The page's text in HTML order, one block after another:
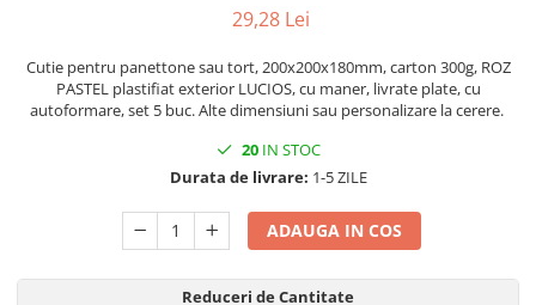
CUTII FARA FEREASTRA PENTRU
CUTII JOASE PENTRU TURTA-
DULCE/FURSECURI
CUTII PENTRU COZONACI SI
CUTII PENTRU MACARONS SI
CUTII CU SERTAR PENTRU PRALINE
29,28 Lei
Cutie pentru panettone sau tort, 200x200x180mm, carton 300g, ROZ
PASTEL plastifiat exterior LUCIOS, cu maner, livrate plate, cu
autoformare, set 5 buc. Alte dimensiuni sau personalizare la cerere.
20IN STOC
Durata de livrare: 1-5 ZILE
ADAUGA IN COS
Reduceri de Cantitate